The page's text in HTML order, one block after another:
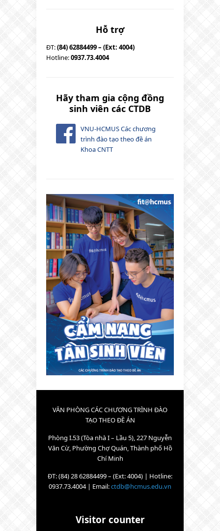
Hỗ trợ
ĐT:(84) 62884499 – (Ext: 4004)
Hotline:0937.73.4004
Hãy tham gia cộng đồng
sinh viên các CTDB
VNU-HCMUS Các chương
trình đào tạo theo đề án
Khoa CNTT
VĂN PHÒNG CÁC CHƯƠNG TRÌNH ĐÀO
TẠO THEO ĐỀ ÁN
Phòng I.53 (Tòa nhà I – Lầu 5), 227 Nguyễn
Văn Cừ, Phường Chợ Quán, Thành phố Hồ
Chí Minh
ĐT: (84) 28 62884499 – (Ext: 4004) | Hotline:
0937.73.4004 | Email:ctdb@hcmus.edu.vn
Visitor counter